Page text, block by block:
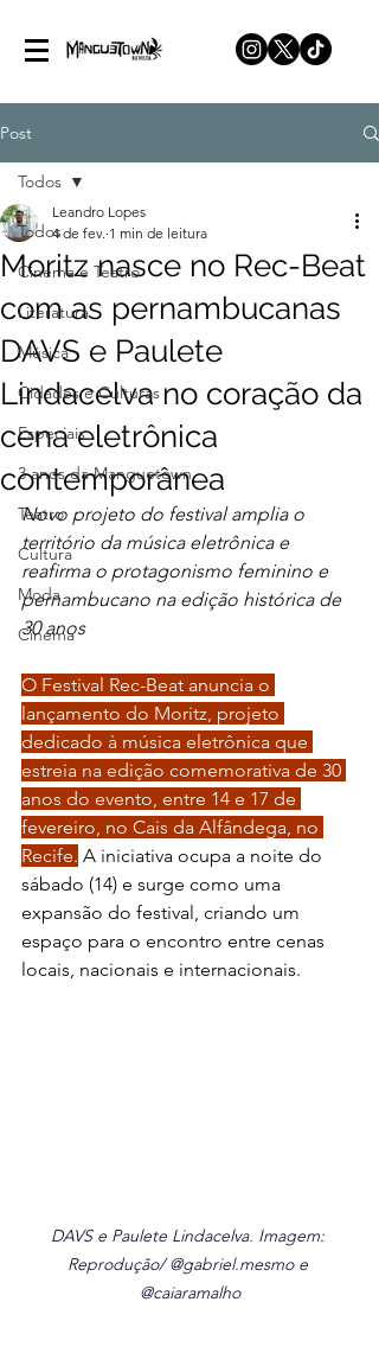
Post
Todos
Cinema e Teatro
Literatura
Música
Cidades e Culturas
Especiais
3 anos da Manguetown
Teatro
Cultura
Moda
Cinema
Todos
Moritz nasce no Rec-Beat
com as pernambucanas
DAVS e Paulete
Lindacelva no coração da
cena eletrônica
contemporânea
Leandro Lopes
4 de fev. 1 min de leitura
Novo projeto do festival amplia o
território da música eletrônica e
reafirma o protagonismo feminino e
pernambucano na edição histórica de
30 anos
O Festival Rec-Beat anuncia o
lançamento do Moritz, projeto
dedicado à música eletrônica que
estreia na edição comemorativa de 30
anos do evento, entre 14 e 17 de
fevereiro, no Cais da Alfândega, no
Recife. A iniciativa ocupa a noite do
sábado (14) e surge como uma
expansão do festival, criando um
espaço para o encontro entre cenas
locais, nacionais e internacionais.
DAVS e Paulete Lindacelva. Imagem:
Reprodução/ @gabriel.mesmo e
@caiaramalho